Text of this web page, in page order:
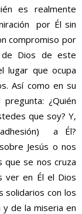
esrealmente
ión por Él sin
compromisopor
de Dios de este
lugar que ocupa
. Así como en su
¿Quién
que soy? Y,
adhesión) a Él?
Jesús o nos
que se nos cruza
ver en Él el Dios
solidarios con los
y de la miseria en